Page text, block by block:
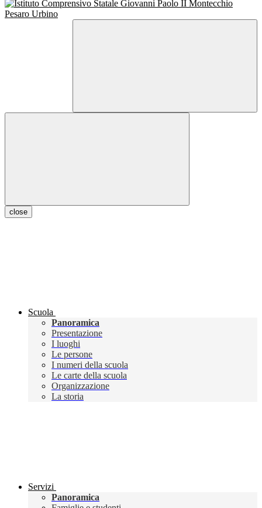
close
Scuola
Panoramica
Presentazione
I luoghi
Le persone
I numeri della scuola
Le carte della scuola
Organizzazione
La storia
Servizi
Panoramica